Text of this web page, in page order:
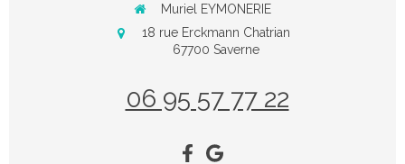
Muriel EYMONERIE
18 rue Erckmann Chatrian
67700 Saverne
06 95 57 77 22